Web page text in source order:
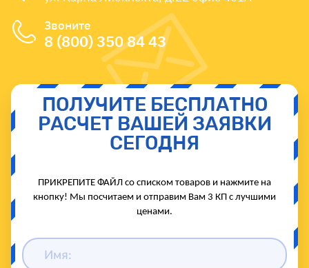
ПОЛУЧИТЕ БЕСПЛАТНО
РАСЧЕТ ВАШЕЙ ЗАЯВКИ
СЕГОДНЯ
ПРИКРЕПИТЕ ФАЙЛ со списком товаров и нажмите на
кнопку! Мы посчитаем и отправим Вам 3 КП с лучшими
ценами.
Звоните
8 (800) 350 84 43